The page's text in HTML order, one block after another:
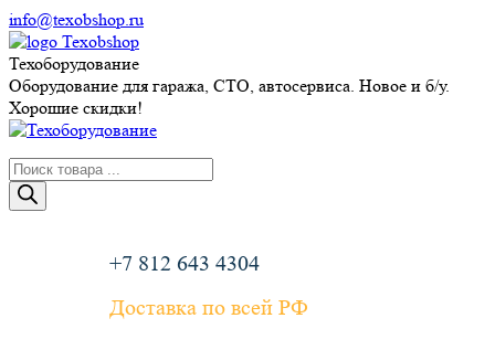
Перейти
к
содержанию
info@texobshop.ru
Telegram
page
opens
in
new
Whatsapp
page
opens
in
new
Вконтакте
page
opens
in
new
Сайт
page
opens
in
new
Техоборудование
Оборудование для гаража, СТО, автосервиса. Новое и б/у.
Хорошие скидки!
Поиск
товаров
+7 812 643 4304
Доставка по всей РФ